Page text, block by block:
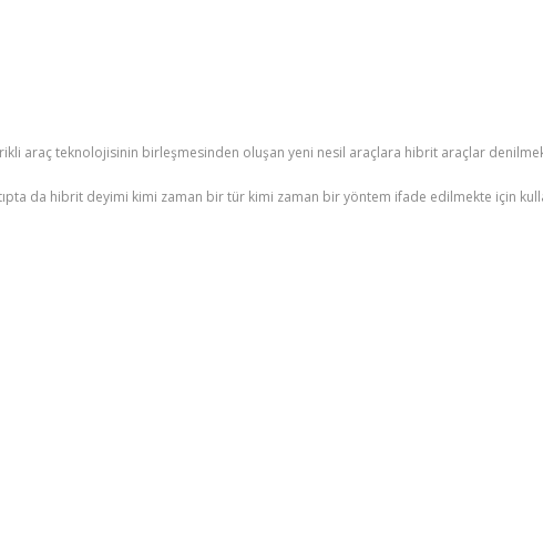
araç teknolojisinin birleşmesinden oluşan yeni nesil araçlara hibrit araçlar
da hibrit deyimi kimi zaman bir tür kimi zaman bir yöntem ifade edilmekte için